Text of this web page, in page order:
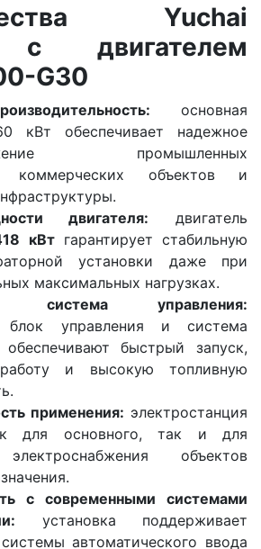
Yuchai
двигателем
G30
основная
кВт обеспечивает надежное
промышленных
коммерческих объектов и
двигателя: двигатель
кВтгарантирует стабильную
установки даже при
максимальных нагрузках.
система управления:
блок управления и система
быстрый запуск,
и высокую топливную
применения: электростанция
для основного, так и для
объектов
с современными системами
установка поддерживает
автоматического ввода